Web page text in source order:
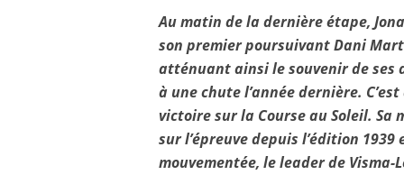
Au matin de la dernière étape,
son premier poursuivant Dani
atténuant ainsi le souvenir de ses
à une chute l’année dernière.
victoire sur la Course au Soleil. Sa
sur l’épreuve depuis l’édition
mouvementée, le leader de